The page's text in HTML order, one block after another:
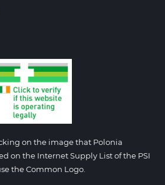
on the image that Polonia
on the Internet Supply List of the PSI
the Common Logo.